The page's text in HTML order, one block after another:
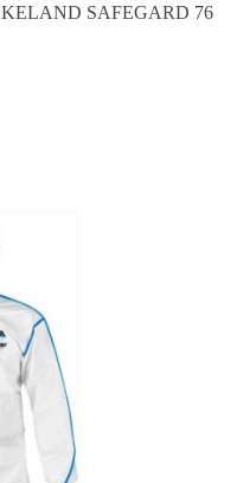
SAFEGARD 76